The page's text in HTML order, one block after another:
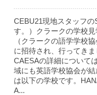
CEBU21現地スタッフの
す。）クラークの学校
（クラークの語学学校
に招待され、行ってき
CAESAの詳細について
域にも英語学校協会が
は以下の学校です。
A...